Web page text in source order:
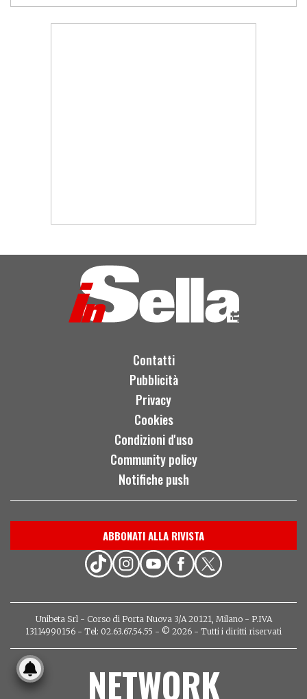
Contatti
Pubblicità
Privacy
Cookies
Condizioni d'uso
Community policy
Notifiche push
ABBONATI ALLA RIVISTA
Unibeta Srl - Corso di Porta Nuova 3/A 20121, Milano - P.IVA
13114990156 - Tel: 02.63.67.54.55 - © 2026 - Tutti i diritti riservati
NETWORK